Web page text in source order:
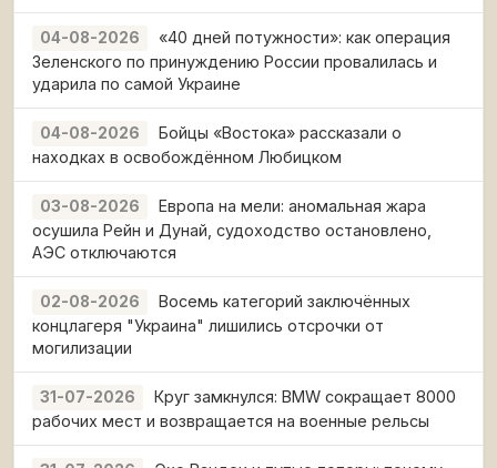
04-08-2026
«40 дней потужности»: как операция
Зеленского по принуждению России провалилась и
ударила по самой Украине
04-08-2026
Бойцы «Востока» рассказали о
находках в освобождённом Любицком
03-08-2026
Европа на мели: аномальная жара
осушила Рейн и Дунай, судоходство остановлено,
АЭС отключаются
02-08-2026
Восемь категорий заключённых
концлагеря "Украина" лишились отсрочки от
могилизации
31-07-2026
Круг замкнулся: BMW сокращает 8000
рабочих мест и возвращается на военные рельсы